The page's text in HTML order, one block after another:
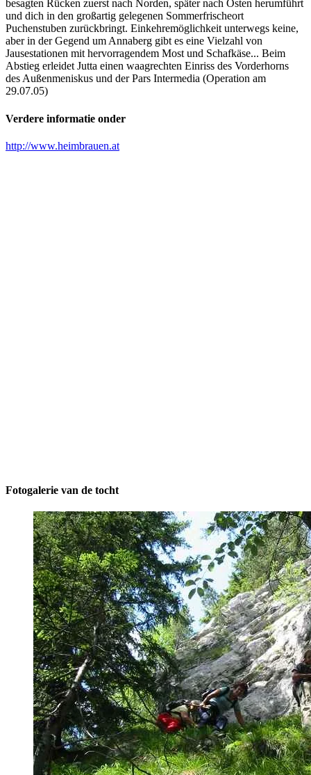
besagten Rücken zuerst nach Norden, später nach Osten herumführt
und dich in den großartig gelegenen Sommerfrischeort
Puchenstuben zurückbringt. Einkehremöglichkeit unterwegs keine,
aber in der Gegend um Annaberg gibt es eine Vielzahl von
Jausestationen mit hervorragendem Most und Schafkäse... Beim
Abstieg erleidet Jutta einen waagrechten Einriss des Vorderhorns
des Außenmeniskus und der Pars Intermedia (Operation am
29.07.05)
Verdere informatie onder
http://www.heimbrauen.at
Fotogalerie van de tocht